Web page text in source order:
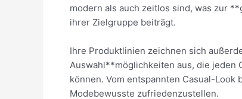
modern als auch zeitlos sind, was zur
ihrer Zielgruppe beiträgt.
Ihre Produktlinien zeichnen sich
Auswahl**möglichkeiten aus, die jeden
können. Vom entspannten Casual-
Modebewusste zufriedenzustellen.